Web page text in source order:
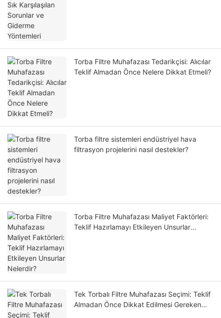
Torba Filtre Muhafazası Tedarikçisi: Alıcılar
Teklif Almadan Önce Nelere Dikkat Etmeli?
Torba filtre sistemleri endüstriyel hava
filtrasyon projelerini nasıl destekler?
Torba Filtre Muhafazası Maliyet Faktörleri:
Teklif Hazırlamayı Etkileyen Unsurlar
Tek Torbalı Filtre Muhafazası Seçimi: Teklif
Almadan Önce Dikkat Edilmesi Gereken